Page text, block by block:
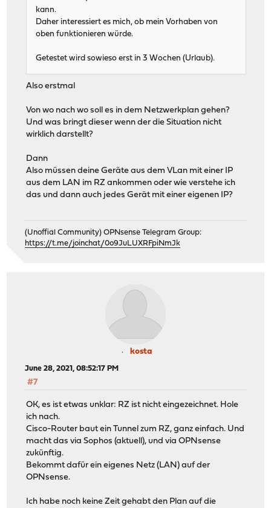
kann.
Daher interessiert es mich, ob mein Vorhaben von
oben funktionieren würde.
Getestet wird sowieso erst in 3 Wochen (Urlaub).
Also erstmal
Von wo nach wo soll es in dem Netzwerkplan gehen?
Und was bringt dieser wenn der die Situation nicht
wirklich darstellt?
Dann
Also müssen deine Geräte aus dem VLan mit einer IP
aus dem LAN im RZ ankommen oder wie verstehe ich
das und dann auch jedes Gerät mit einer eigenen IP?
(Unoffial Community) OPNsense Telegram Group:
https://t.me/joinchat/0o9JuLUXRFpiNmJk
kosta
June 28, 2021, 08:52:17 PM
#7
OK, es ist etwas unklar: RZ ist nicht eingezeichnet. Hole
ich nach.
Cisco-Router baut ein Tunnel zum RZ, ganz einfach. Und
macht das via Sophos (aktuell), und via OPNsense
zukünftig.
Bekommt dafür ein eigenes Netz (LAN) auf der
OPNsense.
Ich habe noch keine Zeit gehabt den Plan auf die